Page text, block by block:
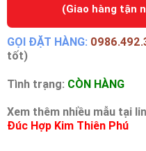
(Giao hàng tận
GỌI ĐẶT HÀNG:
tốt)
Tình trạng: CÒN HÀNG
Xem thêm nhiều mẫu tại
Đúc Hợp Kim Thiên Phú